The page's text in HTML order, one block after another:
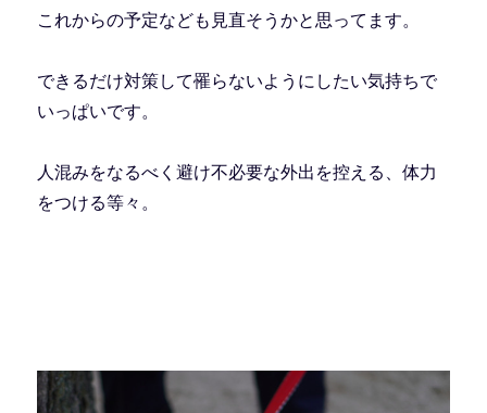
これからの予定なども見直そうかと思ってます。
できるだけ対策して罹らないようにしたい気持ちで
いっぱいです。
人混みをなるべく避け不必要な外出を控える、体力
をつける等々。